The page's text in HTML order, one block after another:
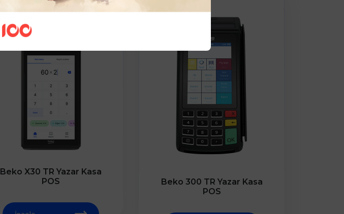
Beko X30 TR Yazar Kasa
POS
Beko 300 TR Yazar Kasa
POS